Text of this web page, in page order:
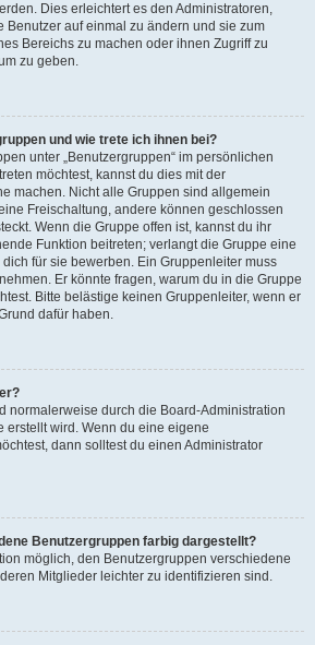
Dies erleichtert es den Administratoren,
Benutzer auf einmal zu ändern und sie zum
Bereichs zu machen oder ihnen Zugriff zu
zu geben.
und wie trete ich ihnen bei?
unter „Benutzergruppen“ im persönlichen
möchtest, kannst du dies mit der
machen. Nicht alle Gruppen sind allgemein
Freischaltung, andere können geschlossen
Wenn die Gruppe offen ist, kannst du ihr
Funktion beitreten; verlangt die Gruppe eine
für sie bewerben. Ein Gruppenleiter muss
Er könnte fragen, warum du in die Gruppe
Bitte belästige keinen Gruppenleiter, wenn er
dafür haben.
normalerweise durch die Board-Administration
erstellt wird. Wenn du eine eigene
dann solltest du einen Administrator
Benutzergruppen farbig dargestellt?
möglich, den Benutzergruppen verschiedene
Mitglieder leichter zu identifizieren sind.